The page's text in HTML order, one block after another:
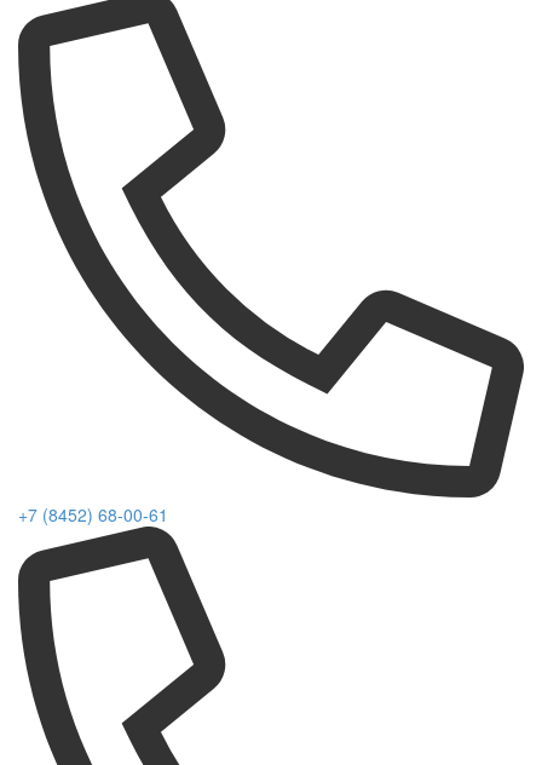
+7 (8452) 68-00-61